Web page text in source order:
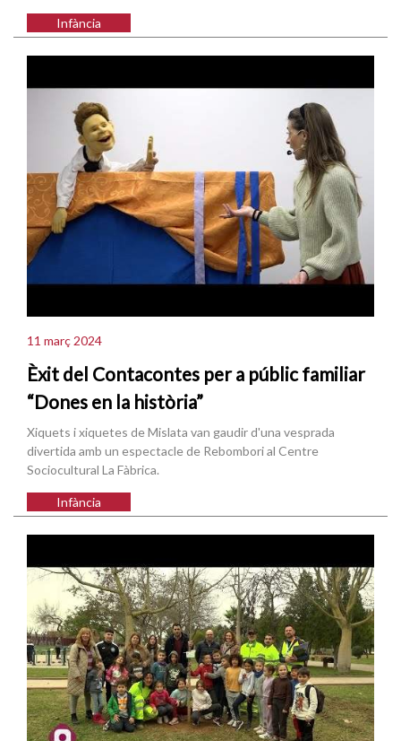
Infància
11 març 2024
Èxit del Contacontes per a públic familiar
“Dones en la història”
Xiquets i xiquetes de Mislata van gaudir d'una vesprada
divertida amb un espectacle de Rebombori al Centre
Sociocultural La Fàbrica.
Infància